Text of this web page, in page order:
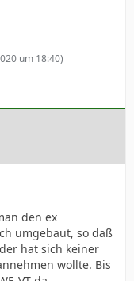
um 18:40)
den ex
umgebaut, so daß
hat sich keiner
wollte. Bis